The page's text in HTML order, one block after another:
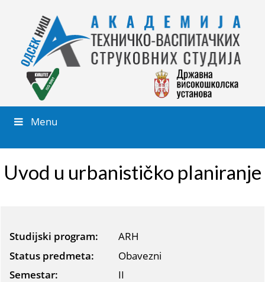
Menu
Uvod u urbanističko planiranje
Studijski program:
ARH
Status predmeta:
Obavezni
Semestar:
II